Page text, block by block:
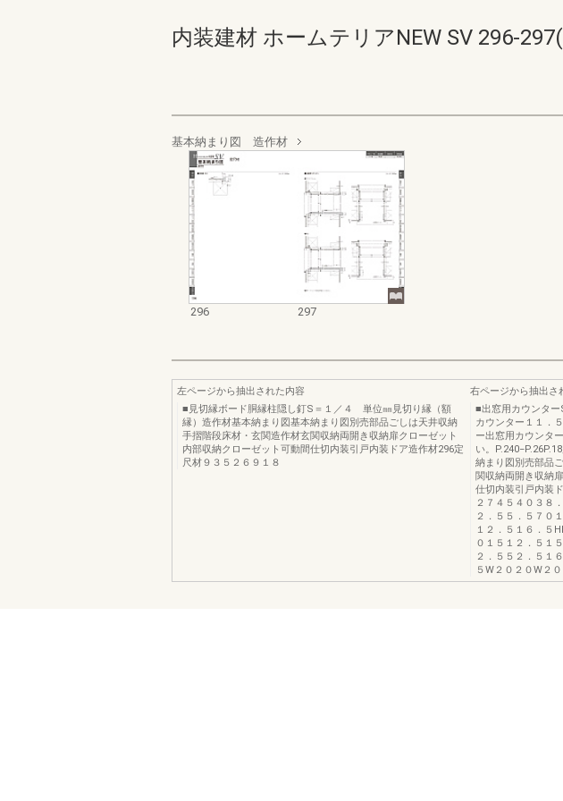
内装建材 ホームテリアNEW SV 296-
基本納まり図 造作材
296 297
左ページから抽出された内容
■見切縁ボード胴縁柱隠し釘S＝１／４ 単位㎜見切り縁（額
縁）造作材基本納まり図基本納まり図別売部品ごしは天井収納
手摺階段床材・玄関造作材玄関収納両開き収納扉クローゼット
内部収納クローゼット可動間仕切内装引戸内装ドア造作材296定
尺材９３５２６９１８
右ページから抽出さ
■出窓用カウンタ
カウンター１１．
ー出窓用カウンタ
い。
納まり図別売部品
関収納両開き収納
仕切内装引戸内装
２７４５４０３８
２．５５．５７０
１２．５１６．５
０１５１２．５１
２．５５２．５１
５W２０２０W２